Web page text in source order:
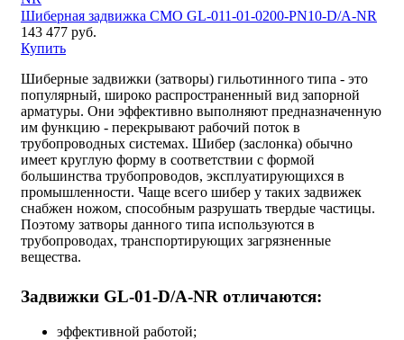
Шиберная задвижка CMO GL-011-01-0200-PN10-D/A-NR
143 477 руб.
Купить
Шиберные задвижки (затворы) гильотинного типа - это
популярный, широко распространенный вид запорной
арматуры. Они эффективно выполняют предназначенную
им функцию - перекрывают рабочий поток в
трубопроводных системах. Шибер (заслонка) обычно
имеет круглую форму в соответствии с формой
большинства трубопроводов, эксплуатирующихся в
промышленности. Чаще всего шибер у таких задвижек
снабжен ножом, способным разрушать твердые частицы.
Поэтому затворы данного типа используются в
трубопроводах, транспортирующих загрязненные
вещества.
Задвижки GL-01-D/A-NR отличаются:
эффективной работой;